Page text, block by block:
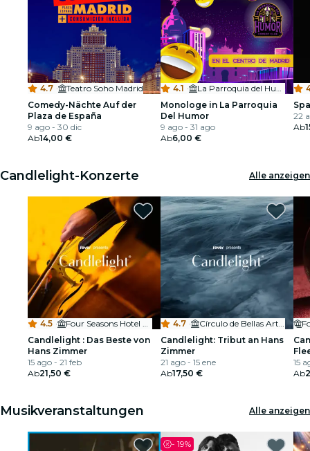
4.7 ·
Teatro Soho Madrid
Comedy-Nächte Auf der
Plaza de España
9 ago - 30 dic
Ab14,00 €
4.1 ·
La Parroquia del Humor
Monologe in La Parroquia
Del Humor
9 ago - 31 ago
Ab6,00 €
22
Ab
Candlelight-Konzerte Alle anzeigen
4.5 ·
Four Seasons Hotel Madrid
Candlelight : Das Beste von
Hans Zimmer
15 ago - 21 feb
Ab21,50 €
4.7 ·
Círculo de Bellas Artes
Candlelight: Tribut an Hans
Zimmer
21 ago - 15 ene
Ab17,50 €
15
Ab
Musikveranstaltungen Alle anzeigen
- 19%